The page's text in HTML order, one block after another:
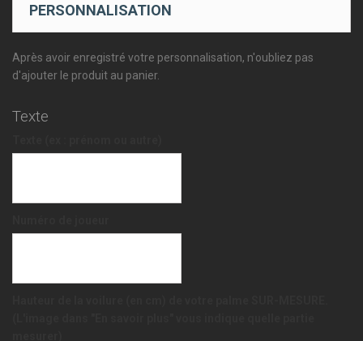
PERSONNALISATION
Après avoir enregistré votre personnalisation, n'oubliez pas
d'ajouter le produit au panier.
Texte